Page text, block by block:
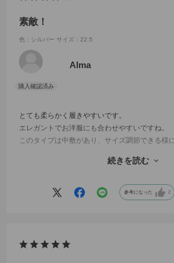
素敵！
色：シルバー サイズ：22.5
Alma
とても柔らかく履きやすいです。
エレガントでお洋服にも合わせやすいですね。
このタイプは中敷があり、サイズ調節できる様
でも中敷を使った方が良いのかわからず、お電
とても丁寧お答え頂き、このまま中敷外した状
続きを読む
参考になった 2